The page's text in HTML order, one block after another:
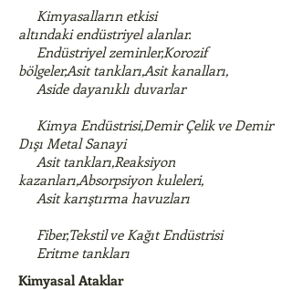
Kimyasalların etkisi
altındaki endüstriyel alanlar.
Endüstriyel zeminler,Korozif
bölgeler,Asit tankları,Asit kanalları,
Aside dayanıklı duvarlar
Kimya Endüstrisi,Demir Çelik ve Demir
Dışı Metal Sanayi
Asit tankları,Reaksiyon
kazanları,Absorpsiyon kuleleri,
Asit karıştırma havuzları
Fiber,Tekstil ve Kağıt Endüstrisi
Eritme tankları
Kimyasal Ataklar